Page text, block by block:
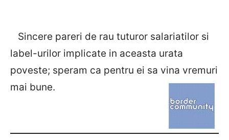
Sincere pareri de rau tuturor salariatilor si
label-urilor implicate in aceasta urata
poveste; speram ca pentru ei sa vina vremuri
mai bune.